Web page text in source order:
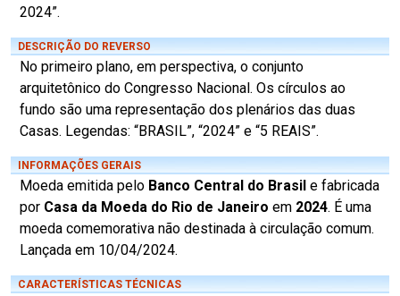
2024”.
DESCRIÇÃO DO REVERSO
No primeiro plano, em perspectiva, o conjunto
arquitetônico do Congresso Nacional. Os círculos ao
fundo são uma representação dos plenários das duas
Casas. Legendas: “BRASIL”, “2024” e “5 REAIS”.
INFORMAÇÕES GERAIS
Moeda emitida pelo Banco Central do Brasil e fabricada
por Casa da Moeda do Rio de Janeiro em 2024. É uma
moeda comemorativa não destinada à circulação comum.
Lançada em 10/04/2024.
CARACTERÍSTICAS TÉCNICAS